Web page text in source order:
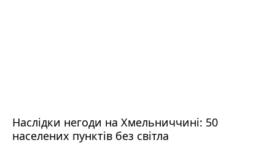
Наслідки негоди на Хмельниччині: 50
населених пунктів без світла